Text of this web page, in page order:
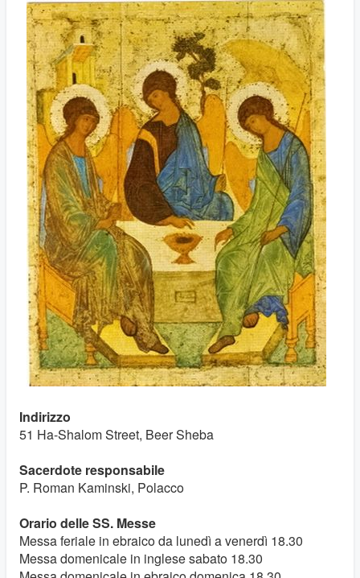
Indirizzo
51 Ha-Shalom Street, Beer Sheba
Sacerdote responsabile
P. Roman Kaminski, Polacco
Orario delle SS. Messe
Messa feriale in ebraico da lunedì a venerdì 18.30
Messa domenicale in inglese sabato 18.30